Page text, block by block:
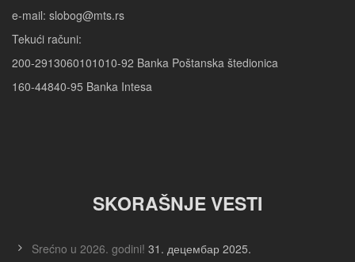
e-mail: slobog@mts.rs
Tekući računi:
200-2913060101010-92 Banka Poštanska štedionica
160-44840-95 Banka Intesa
SKORAŠNJE VESTI
Srećno u 2026. godini! 31. децембар 2025.